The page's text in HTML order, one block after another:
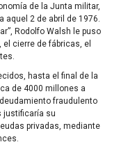
de la Junta militar,
aquel 2 de abril de 1976.
Rodolfo Walsh le puso
cierre de fábricas, el
hasta el final de la
de 4000 millones a
fraudulento
justificaría su
privadas, mediante